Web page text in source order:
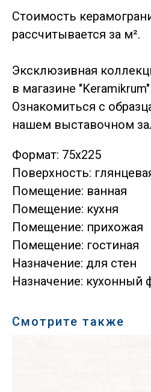
Стоимость
рассчитывается за м².
Эксклюзивная
в магазине
Ознакомиться с
нашем выставочном
Формат: 75х225
Поверхность:
Помещение: ванная
Помещение: кухня
Помещение: прихожая
Помещение: гостиная
Назначение: для стен
Назначение: кухонный
Смотрите также